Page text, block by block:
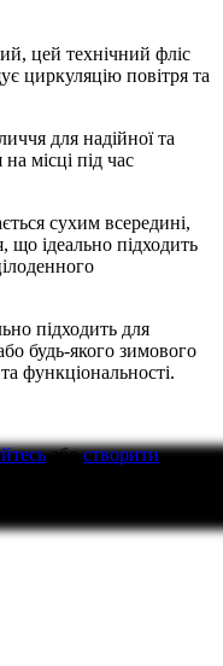
цей технічний фліс
циркуляцію повітря та
для надійної та
місці під час
сухим всередині,
що ідеально підходить
підходить для
будь-якого зимового
функціональності.
абостворити